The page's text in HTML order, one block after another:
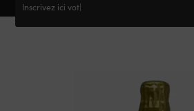
Inscrivez ici votr